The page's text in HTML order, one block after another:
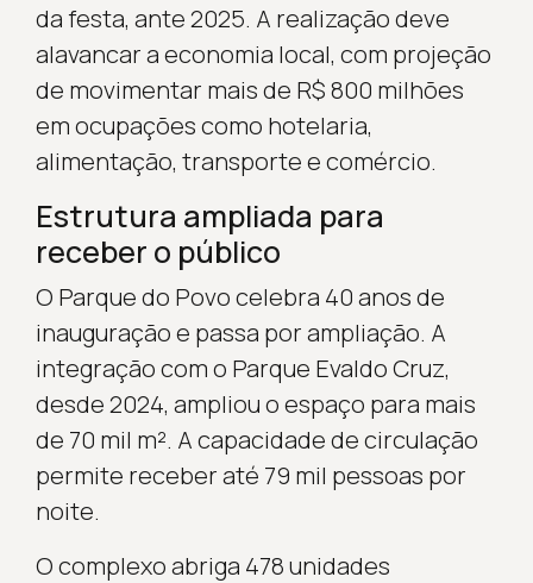
da festa, ante 2025. A realização deve
alavancar a economia local, com projeção
de movimentar mais de R$ 800 milhões
em ocupações como hotelaria,
alimentação, transporte e comércio.
Estrutura ampliada para
receber o público
O Parque do Povo celebra 40 anos de
inauguração e passa por ampliação. A
integração com o Parque Evaldo Cruz,
desde 2024, ampliou o espaço para mais
de 70 mil m². A capacidade de circulação
permite receber até 79 mil pessoas por
noite.
O complexo abriga 478 unidades